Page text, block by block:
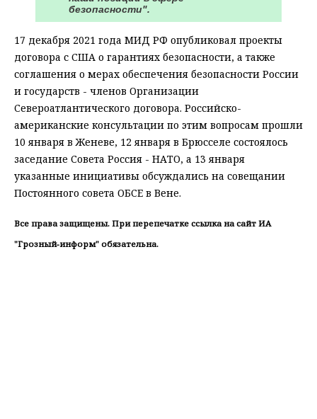
безопасности".
17 декабря 2021 года МИД РФ опубликовал проекты
договора с США о гарантиях безопасности, а также
соглашения о мерах обеспечения безопасности России
и государств - членов Организации
Североатлантического договора. Российско-
американские консультации по этим вопросам прошли
10 января в Женеве, 12 января в Брюсселе состоялось
заседание Совета Россия - НАТО, а 13 января
указанные инициативы обсуждались на совещании
Постоянного совета ОБСЕ в Вене.
Все права защищены. При перепечатке ссылка на сайт ИА
"Грозный-информ" обязательна.